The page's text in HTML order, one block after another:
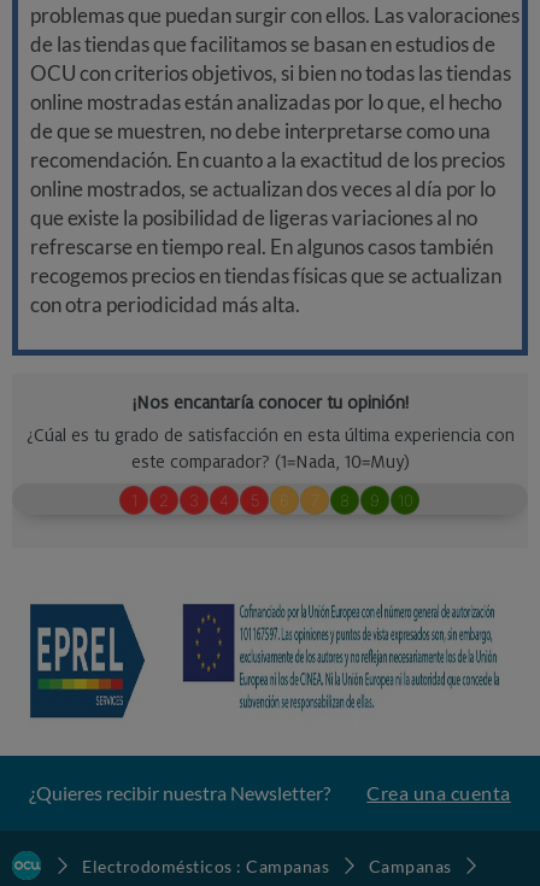
problemas que puedan surgir con ellos. Las valoraciones
de las tiendas que facilitamos se basan en estudios de
OCU con criterios objetivos, si bien no todas las tiendas
online mostradas están analizadas por lo que, el hecho
de que se muestren, no debe interpretarse como una
recomendación. En cuanto a la exactitud de los precios
online mostrados, se actualizan dos veces al día por lo
que existe la posibilidad de ligeras variaciones al no
refrescarse en tiempo real. En algunos casos también
recogemos precios en tiendas físicas que se actualizan
con otra periodicidad más alta.
¿Quieres recibir nuestra Newsletter? Crea una cuenta
Electrodomésticos : Campanas
Campanas